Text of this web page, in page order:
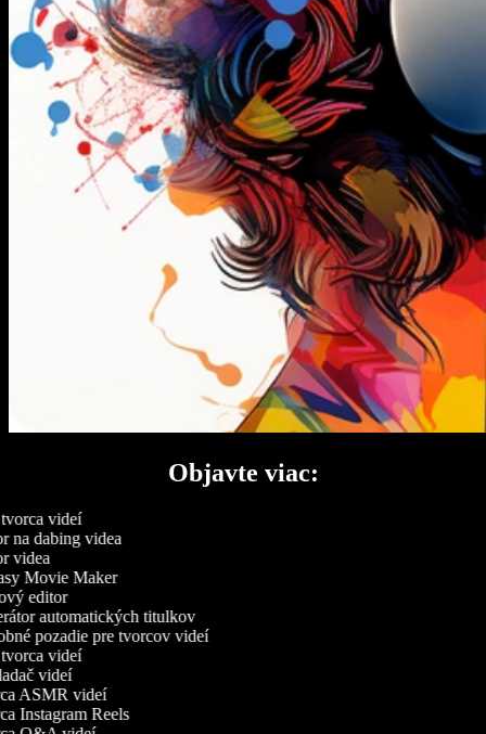
Objavte viac:
videí
na dabing videa
videa
Movie Maker
editor
automatických titulkov
pozadie pre tvorcov videí
videí
videí
ASMR videí
Instagram Reels